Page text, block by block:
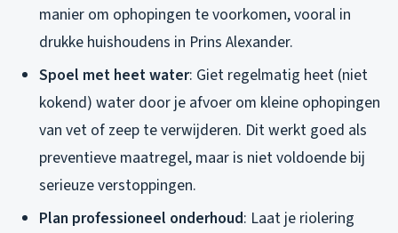
manier om ophopingen te voorkomen, vooral in
drukke huishoudens in Prins Alexander.
Spoel met heet water: Giet regelmatig heet (niet
kokend) water door je afvoer om kleine ophopingen
van vet of zeep te verwijderen. Dit werkt goed als
preventieve maatregel, maar is niet voldoende bij
serieuze verstoppingen.
Plan professioneel onderhoud: Laat je riolering